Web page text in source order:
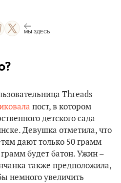
МЫ ЗДЕСЬ
Threads
пост, в котором
детского сада
Девушка отметила, что
дают только 50 грамм
будет батон. Ужин –
также предположила,
немного увеличить